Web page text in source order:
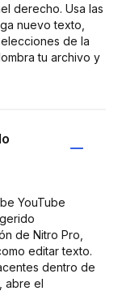
derecho. Usa las
nuevo texto,
de la
tu archivo y
YouTube
de Nitro Pro,
editar texto.
dentro de
abre el